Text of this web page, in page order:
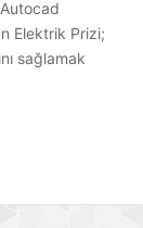
Elektrik Prizi;
sağlamak